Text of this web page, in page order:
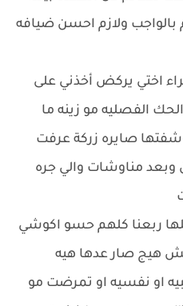
بالواجب ولازم احسن ضيافه
اختي يركض أخذني على
الفصليه مو زينه ما
صايره زركة عرفت
وبعد مناوشات والي جره
ربعنا كلهم حسو اكوشي
هيج صار عدها هيه
او نفسيه او تمرضت مو